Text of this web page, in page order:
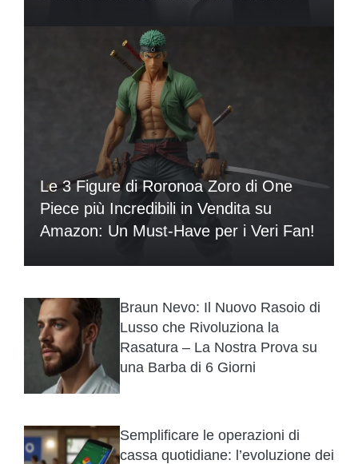
Le 3 Figure di Roronoa Zoro di One
Piece più Incredibili in Vendita su
Amazon: Un Must-Have per i Veri Fan!
Braun Nevo: Il Nuovo Rasoio di
Lusso che Rivoluziona la
Rasatura – La Nostra Prova su
una Barba di 6 Giorni
Semplificare le operazioni di
cassa quotidiane: l’evoluzione dei